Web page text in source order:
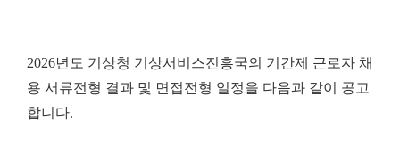
2026년도 기상청 기상서비스진흥국의 기간제 근로자 채
용 서류전형 결과 및 면접전형 일정을 다음과 같이 공고
합니다.